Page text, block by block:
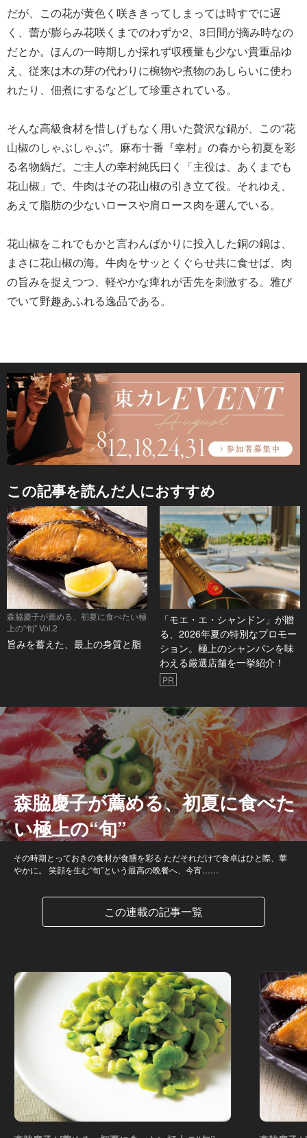
だが、この花が黄色く咲ききってしまっては時すでに遅
く、蕾が膨らみ花咲くまでのわずか2、3日間が摘み時なの
だとか。ほんの一時期しか採れず収穫量も少ない貴重品ゆ
え、従来は木の芽の代わりに椀物や煮物のあしらいに使わ
れたり、佃煮にするなどして珍重されている。
そんな高級食材を惜しげもなく用いた贅沢な鍋が、この“花
山椒のしゃぶしゃぶ”。麻布十番『幸村』の春から初夏を彩
る名物鍋だ。ご主人の幸村純氏曰く「主役は、あくまでも
花山椒」で、牛肉はその花山椒の引き立て役。それゆえ、
あえて脂肪の少ないロースや肩ロース肉を選んでいる。
花山椒をこれでもかと言わんばかりに投入した銅の鍋は、
まさに花山椒の海。牛肉をサッとくぐらせ共に食せば、肉
の旨みを捉えつつ、軽やかな痺れが舌先を刺激する。雅び
でいて野趣あふれる逸品である。
この記事を読んだ人におすすめ
森脇慶子が薦める、初夏に食べたい極
上の“旬” Vol.2
旨みを蓄えた、最上の身質と脂
「モエ・エ・シャンドン」が贈
る、2026年夏の特別なプロモー
ション。極上のシャンパンを味
わえる厳選店舗を一挙紹介！
PR
森脇慶子が薦める、初夏に食べた
い極上の“旬”
その時期とっておきの食材が食膳を彩る ただそれだけで食卓はひと際、華
やかに。 笑顔を生む“旬”という最高の晩餐へ、今宵……
この連載の記事一覧